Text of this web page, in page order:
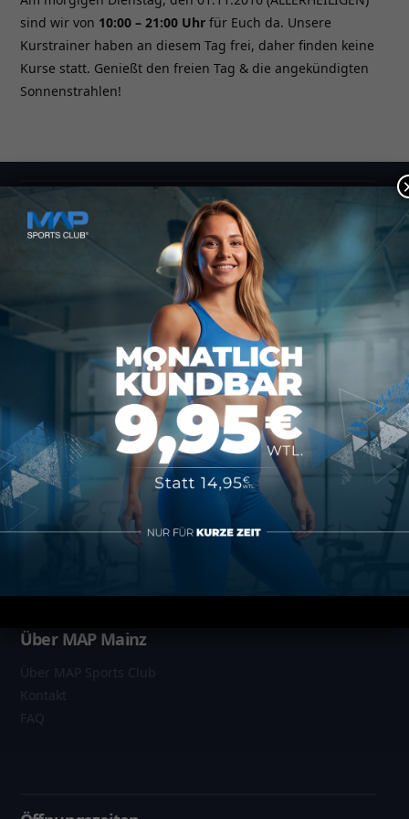
sind wir von 10:00 – 21:00 Uhrfür Euch da. Unsere
Kurstrainer haben an diesem Tag frei, daher finden keine
Kurse statt. Genießt den freien Tag & die angekündigten
Sonnenstrahlen!
Kontakt
MAP SPORTS CLUB
hallo@map-sportsclub.de
06131 / 4872610
Informationen
Datenschutz
Impressum
AGB
Vertrag kündigen
Über MAP Mainz